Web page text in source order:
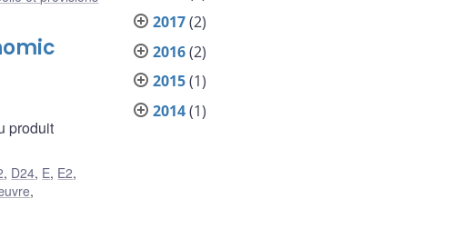
produit
, D24, E, E2,
,
2017(2)
2016(2)
2015(1)
2014(1)